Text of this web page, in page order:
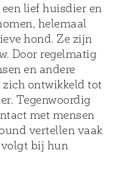
lief huisdier en
helemaal
hond. Ze zijn
Door regelmatig
en andere
zich ontwikkeld tot
Tegenwoordig
met mensen
vertellen vaak
volgt bij hun